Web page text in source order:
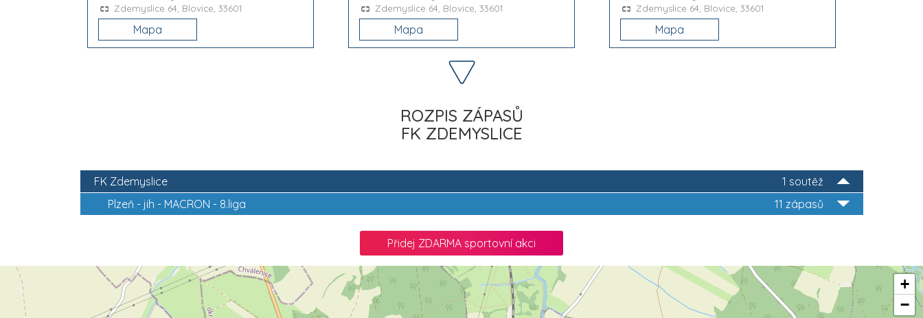
Zdemyslice 64, Blovice, 33601
Mapa
Zdemyslice 64, Blovice, 33601
Mapa
Zdemyslice 64, Blovice, 33601
Mapa
ROZPIS ZÁPASŮ
FK ZDEMYSLICE
1 soutěž
FK Zdemyslice
11 zápasů
Plzeň - jih - MACRON - 8.liga
Přidej ZDARMA sportovní akci
+
−